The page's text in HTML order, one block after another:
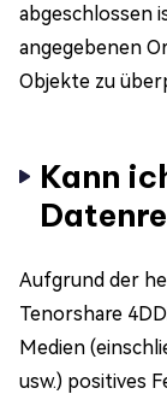
abgeschlossen
angegebenen
Objekte zu
Kann
Aufgrund der
Tenorshare
Medien
usw.) positives